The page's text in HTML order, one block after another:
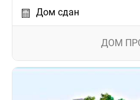
Дом сдан
ДОМ